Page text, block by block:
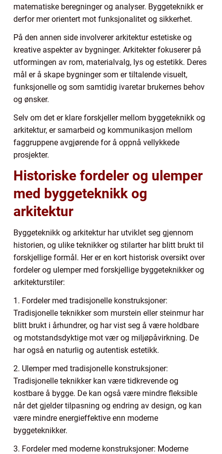
matematiske beregninger og analyser. Byggeteknikk er
derfor mer orientert mot funksjonalitet og sikkerhet.
På den annen side involverer arkitektur estetiske og
kreative aspekter av bygninger. Arkitekter fokuserer på
utformingen av rom, materialvalg, lys og estetikk. Deres
mål er å skape bygninger som er tiltalende visuelt,
funksjonelle og som samtidig ivaretar brukernes behov
og ønsker.
Selv om det er klare forskjeller mellom byggeteknikk og
arkitektur, er samarbeid og kommunikasjon mellom
faggruppene avgjørende for å oppnå vellykkede
prosjekter.
Historiske fordeler og ulemper
med byggeteknikk og
arkitektur
Byggeteknikk og arkitektur har utviklet seg gjennom
historien, og ulike teknikker og stilarter har blitt brukt til
forskjellige formål. Her er en kort historisk oversikt over
fordeler og ulemper med forskjellige byggeteknikker og
arkitekturstiler:
1. Fordeler med tradisjonelle konstruksjoner:
Tradisjonelle teknikker som murstein eller steinmur har
blitt brukt i århundrer, og har vist seg å være holdbare
og motstandsdyktige mot vær og miljøpåvirkning. De
har også en naturlig og autentisk estetikk.
2. Ulemper med tradisjonelle konstruksjoner:
Tradisjonelle teknikker kan være tidkrevende og
kostbare å bygge. De kan også være mindre fleksible
når det gjelder tilpasning og endring av design, og kan
være mindre energieffektive enn moderne
byggeteknikker.
3. Fordeler med moderne konstruksjoner: Moderne